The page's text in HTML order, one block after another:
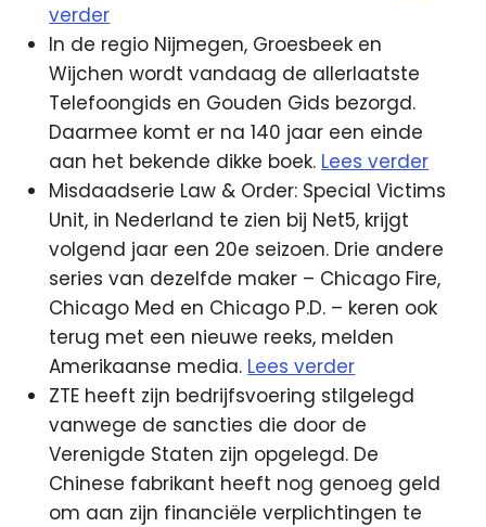
verder
In de regio Nijmegen, Groesbeek en
Wijchen wordt vandaag de allerlaatste
Telefoongids en Gouden Gids bezorgd.
Daarmee komt er na 140 jaar een einde
aan het bekende dikke boek. Lees verder
Misdaadserie Law & Order: Special Victims
Unit, in Nederland te zien bij Net5, krijgt
volgend jaar een 20e seizoen. Drie andere
series van dezelfde maker – Chicago Fire,
Chicago Med en Chicago P.D. – keren ook
terug met een nieuwe reeks, melden
Amerikaanse media. Lees verder
ZTE heeft zijn bedrijfsvoering stilgelegd
vanwege de sancties die door de
Verenigde Staten zijn opgelegd. De
Chinese fabrikant heeft nog genoeg geld
om aan zijn financiële verplichtingen te